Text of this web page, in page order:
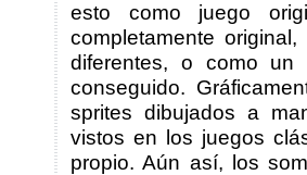
esto como juego
completamente
diferentes, o como
conseguido.
sprites dibujados a
vistos en los juegos
propio. Aún así, los